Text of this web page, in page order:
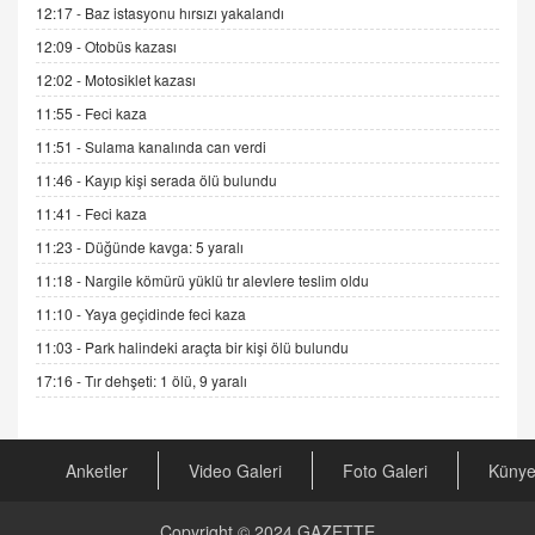
Sednaya
11.12.2024 12:30
DR. EKREM ASLAN
Gerçek Ne, Algı Ne? "Beraber Yürüyoruz"
Cümlesinin Peşinden
19.07.2025 12:45
GÖNÜL MENEKŞE
Şifacının Yolu
04.11.2025 12:56
AV. RÜMEYSA ÖZKALE
Kira Uyuşmazlıklarında Dava Açmadan Önce
Arabulucuya Başvuru Şartı
CAN UĞURATEŞ
Değişen yapısıyla Suriye
12:17 - Baz istasyonu hırsızı yakalandı
12:09 -Otobüs kazası
12:02 - Motosiklet kazası
11:55 - Feci kaza
11:51 -Sulama kanalında can verdi
11:46 - Kayıp kişi serada ölü bulundu
11:41 - Feci kaza
11:23 - Düğünde kavga: 5 yaralı
11:18 - Nargile kömürü yüklü tır alevlere teslim oldu
11:10 -Yaya geçidinde feci kaza
11:03 - Park halindeki araçta bir kişi ölü bulundu
17:16 -Tır dehşeti: 1 ölü, 9 yaralı
Anketler Video Galeri Foto Galeri Künye